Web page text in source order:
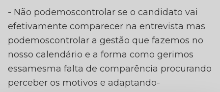
- Não podemoscontrolar se o candidato vai
efetivamente comparecer na entrevista mas
podemoscontrolar a gestão que fazemos no
nosso calendário e a forma como gerimos
essamesma falta de comparência procurando
perceber os motivos e adaptando-